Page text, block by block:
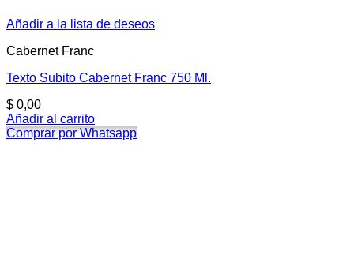
Añadir a la lista de deseos
Cabernet Franc
Texto Subito Cabernet Franc 750 Ml.
$ 0,00
Añadir al carrito
Comprar por Whatsapp